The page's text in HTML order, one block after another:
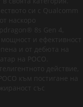
си с Qualcomm
наскоро
8s Gen 4,
и ефективност
и от дебюта на
на POCO.
действие,
към постигане на
със